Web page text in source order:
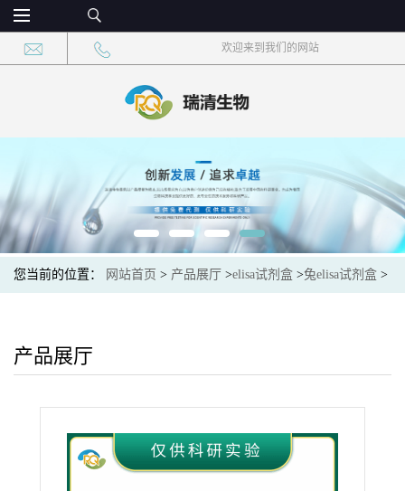
欢迎来到我们的网站
您当前的位置： 网站首页 > 产品展厅 >elisa试剂盒 >兔elisa试剂盒 >
产品展厅